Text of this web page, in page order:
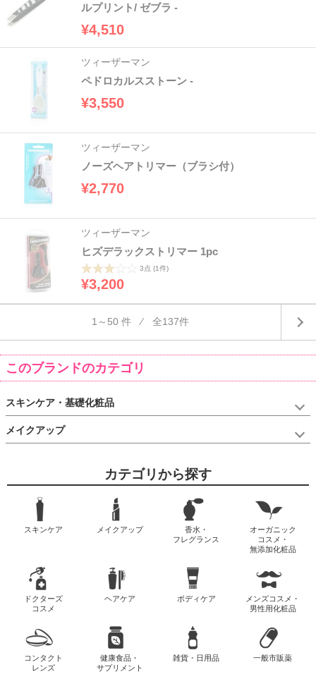
ルプリント/ ゼブラ -
¥4,510
ツィーザーマン
ペドロカルスストーン -
¥3,550
ツィーザーマン
ノーズヘアトリマー（ブラシ付）
¥2,770
ツィーザーマン
ヒズデラックストリマー 1pc
3点 (1件)
¥3,200
1～50 件 ⁄ 全137件
このブランドのカテゴリ
スキンケア・基礎化粧品
メイクアップ
カテゴリから探す
スキンケア メイクアップ
香水・
フレグランス
オーガニック
コスメ・
無添加化粧品
ドクターズ
コスメ
ヘアケア ボディケア
メンズコスメ・
男性用化粧品
コンタクト
レンズ
健康食品・
サプリメント
雑貨・日用品 一般市販薬